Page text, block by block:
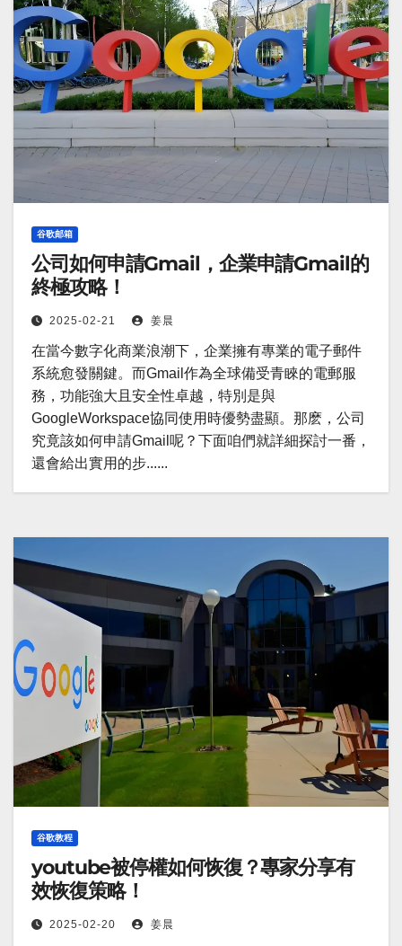
谷歌邮箱
公司如何申請Gmail，企業申請Gmail的
終極攻略！
2025-02-21 姜晨
在當今數字化商業浪潮下，企業擁有專業的電子郵件
系統愈發關鍵。而Gmail作為全球備受青睞的電郵服
務，功能強大且安全性卓越，特別是與
GoogleWorkspace協同使用時優勢盡顯。那麽，公司
究竟該如何申請Gmail呢？下面咱們就詳細探討一番，
還會給出實用的步......
谷歌教程
youtube被停權如何恢復？專家分享有
效恢復策略！
2025-02-20 姜晨